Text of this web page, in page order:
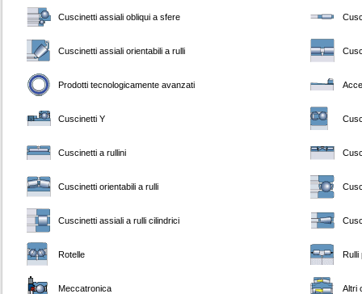
Cuscinetti assiali obliqui a sfere
Cuscinetti assiali orientabili a rulli
Prodotti tecnologicamente avanzati
Cuscinetti Y
Cuscinetti a rullini
Cuscinetti orientabili a rulli
Cuscinetti assiali a rulli cilindrici
Rotelle Rulli
Meccatronica Altri